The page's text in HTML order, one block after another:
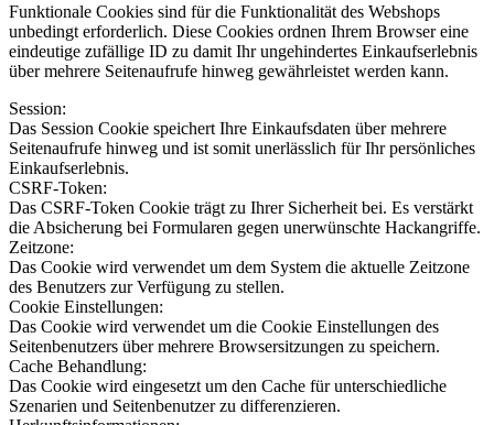
Funktionale Cookies sind für die Funktionalität des Webshops
unbedingt erforderlich. Diese Cookies ordnen Ihrem Browser eine
eindeutige zufällige ID zu damit Ihr ungehindertes Einkaufserlebnis
über mehrere Seitenaufrufe hinweg gewährleistet werden kann.
Session:
Das Session Cookie speichert Ihre Einkaufsdaten über mehrere
Seitenaufrufe hinweg und ist somit unerlässlich für Ihr persönliches
Einkaufserlebnis.
CSRF-Token:
Das CSRF-Token Cookie trägt zu Ihrer Sicherheit bei. Es verstärkt
die Absicherung bei Formularen gegen unerwünschte Hackangriffe.
Zeitzone:
Das Cookie wird verwendet um dem System die aktuelle Zeitzone
des Benutzers zur Verfügung zu stellen.
Cookie Einstellungen:
Das Cookie wird verwendet um die Cookie Einstellungen des
Seitenbenutzers über mehrere Browsersitzungen zu speichern.
Cache Behandlung:
Das Cookie wird eingesetzt um den Cache für unterschiedliche
Szenarien und Seitenbenutzer zu differenzieren.